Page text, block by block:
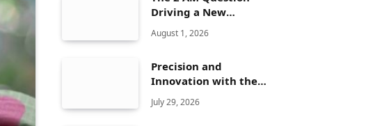
Driving a New
Generation of AI
Healthcare Solutions
August 1, 2026
Precision and
Innovation with the
Elegoo Mars 5 Ultra
July 29, 2026